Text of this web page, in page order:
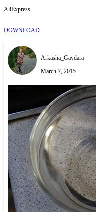
AliExpress
DOWNLOAD
Arkasha_Gaydara
March 7, 2015